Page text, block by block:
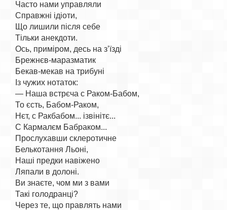
Часто нами управляли
Справжні ідіоти,
Що лишили після себе
Тільки анекдоти.
Ось, приміром, десь на з’їзді
Брежнєв-маразматик
Бекав-мекав на трибуні
Із чужих нотаток:
— Наша встрєча с Раком-Бабом,
То єсть, Бабом-Раком,
Нєт, с Ракбабом... ізвінітє...
С Кармалєм Бабраком...
Прослухавши склеротичне
Белькотання Льоні,
Наші предки навіжено
Ляпали в долоні.
Ви знаєте, чом ми з вами
Такі голодранці?
Через те, що правлять нами